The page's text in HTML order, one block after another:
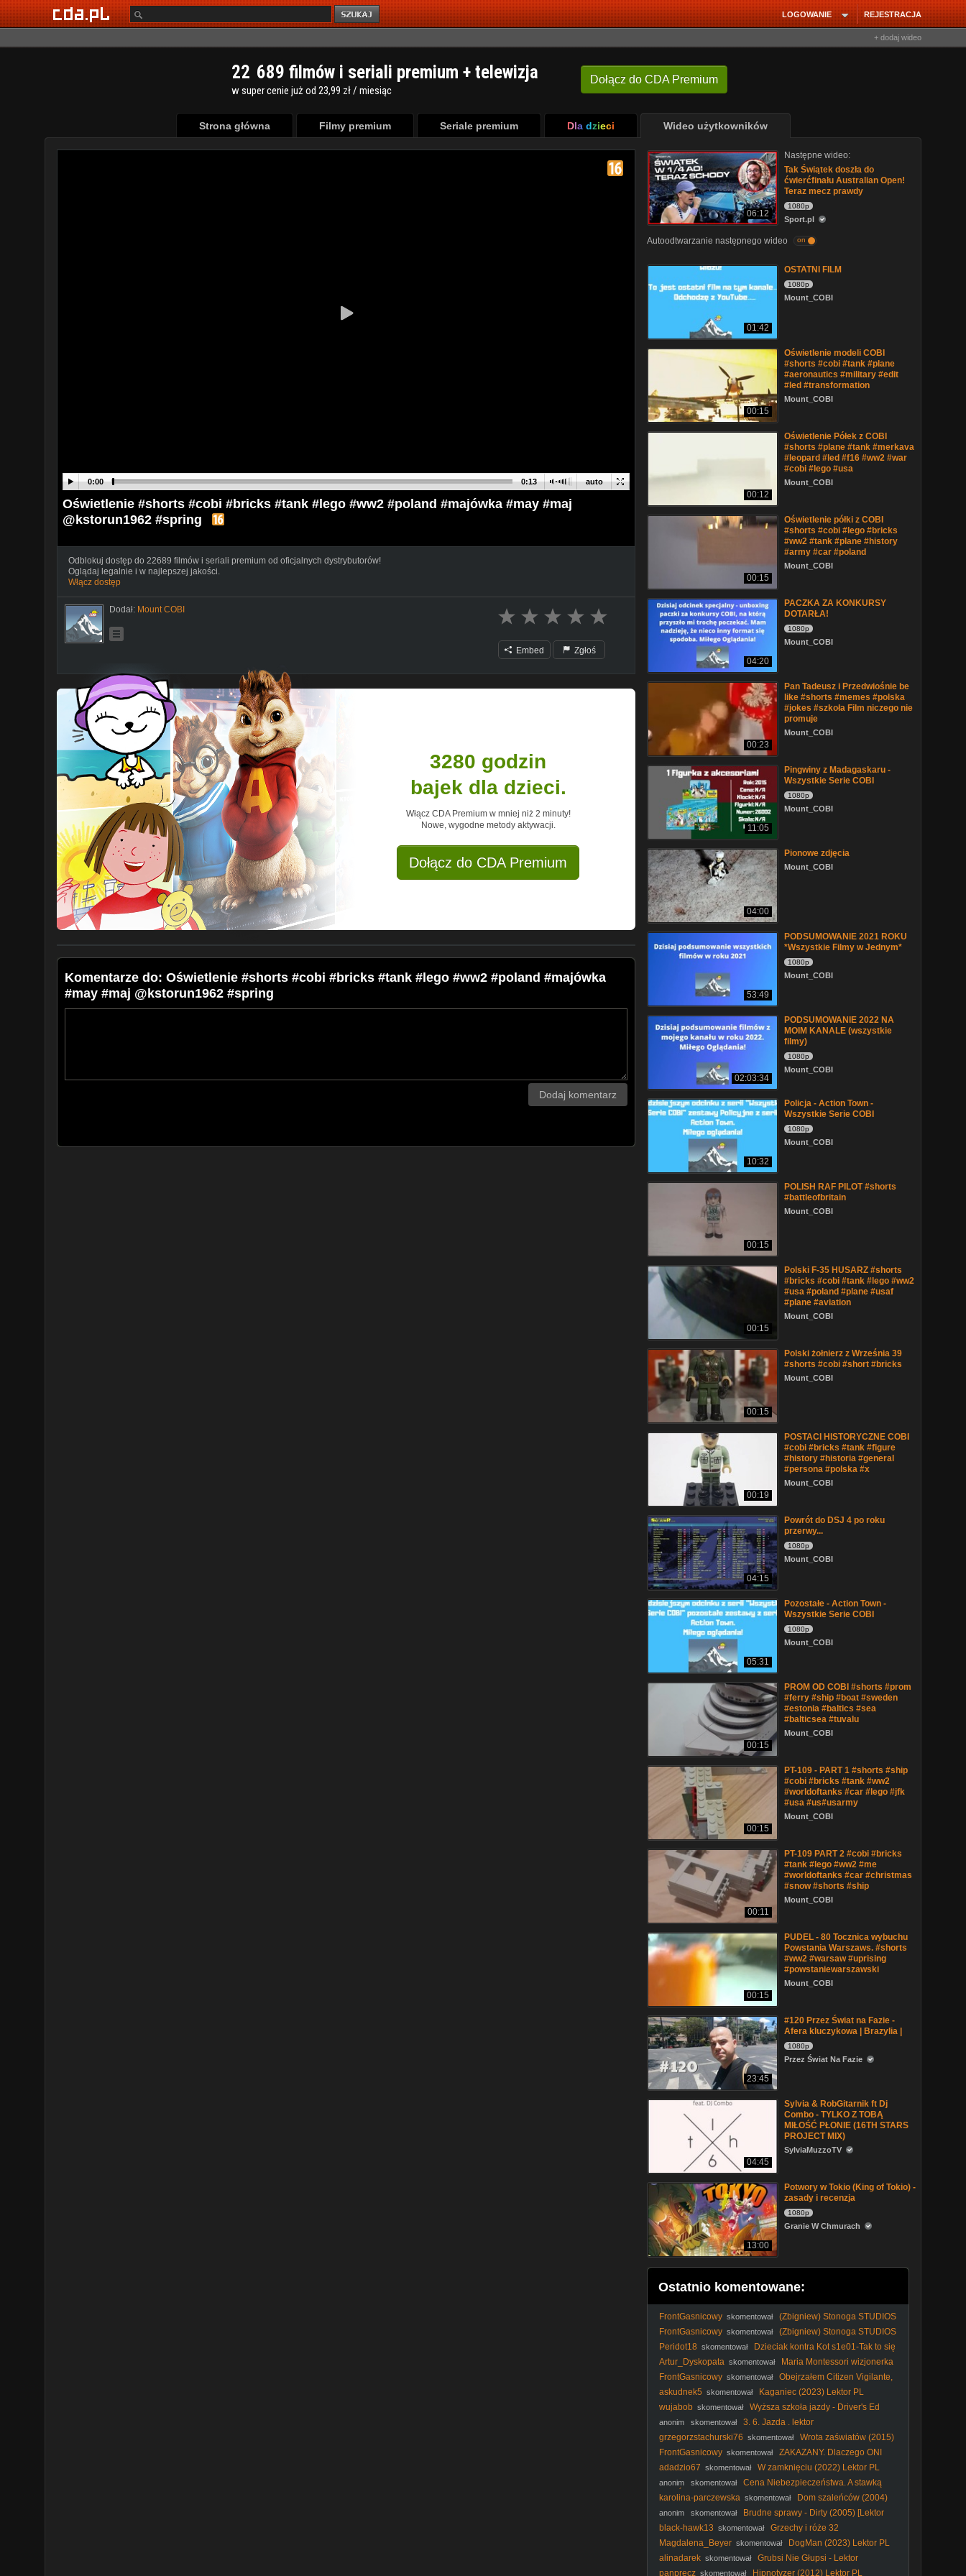
REJESTRACJA
LOGOWANIE
+ dodaj wideo
Dołącz do CDA Premium
22 689 filmów i seriali premium + telewizja
w super cenie już od 23,99 zł / miesiąc
Strona główna Filmy premium Seriale premium Dla dzieci Wideo użytkowników
auto
0:00 0:13
Oświetlenie #shorts #cobi #bricks #tank #lego #ww2 #poland #majówka #may #maj
@kstorun1962 #spring
Odblokuj dostęp do 22689 filmów i seriali premium od oficjalnych dystrybutorów!
Oglądaj legalnie i w najlepszej jakości.
Włącz dostęp
Dodał: Mount COBI
Embed Zgłoś
3280 godzin
bajek dla dzieci.
Włącz CDA Premium w mniej niż 2 minuty!
Nowe, wygodne metody aktywacji.
Dołącz do CDA Premium
Komentarze do: Oświetlenie #shorts #cobi #bricks #tank #lego #ww2 #poland #majówka
#may #maj @kstorun1962 #spring
Dodaj komentarz
06:12
Następne wideo:
Tak Świątek doszła do
ćwierćfinału Australian Open!
Teraz mecz prawdy
1080p
Sport.pl
Autoodtwarzanie następnego wideo on
01:42
OSTATNI FILM
1080p
Mount_COBI
00:15
Oświetlenie modeli COBI
#shorts #cobi #tank #plane
#aeronautics #military #edit
#led #transformation
Mount_COBI
00:12
Oświetlenie Półek z COBI
#shorts #plane #tank #merkava
#leopard #led #f16 #ww2 #war
#cobi #lego #usa
Mount_COBI
00:15
Oświetlenie półki z COBI
#shorts #cobi #lego #bricks
#ww2 #tank #plane #history
#army #car #poland
Mount_COBI
04:20
PACZKA ZA KONKURSY
DOTARŁA!
1080p
Mount_COBI
00:23
Pan Tadeusz i Przedwiośnie be
like #shorts #memes #polska
#jokes #szkoła Film niczego nie
promuje
Mount_COBI
11:05
Pingwiny z Madagaskaru -
Wszystkie Serie COBI
1080p
Mount_COBI
04:00
Pionowe zdjęcia
Mount_COBI
53:49
PODSUMOWANIE 2021 ROKU
*Wszystkie Filmy w Jednym*
1080p
Mount_COBI
02:03:34
PODSUMOWANIE 2022 NA
MOIM KANALE (wszystkie
filmy)
1080p
Mount_COBI
10:32
Policja - Action Town -
Wszystkie Serie COBI
1080p
Mount_COBI
00:15
POLISH RAF PILOT #shorts
#battleofbritain
Mount_COBI
00:15
Polski F-35 HUSARZ #shorts
#bricks #cobi #tank #lego #ww2
#usa #poland #plane #usaf
#plane #aviation
Mount_COBI
00:15
Polski żołnierz z Września 39
#shorts #cobi #short #bricks
Mount_COBI
00:19
POSTACI HISTORYCZNE COBI
#cobi #bricks #tank #figure
#history #historia #general
#persona #polska #x
Mount_COBI
04:15
Powrót do DSJ 4 po roku
przerwy...
1080p
Mount_COBI
05:31
Pozostałe - Action Town -
Wszystkie Serie COBI
1080p
Mount_COBI
00:15
PROM OD COBI #shorts #prom
#ferry #ship #boat #sweden
#estonia #baltics #sea
#balticsea #tuvalu
Mount_COBI
00:15
PT-109 - PART 1 #shorts #ship
#cobi #bricks #tank #ww2
#worldoftanks #car #lego #jfk
#usa #us#usarmy
Mount_COBI
00:11
PT-109 PART 2 #cobi #bricks
#tank #lego #ww2 #me
#worldoftanks #car #christmas
#snow #shorts #ship
Mount_COBI
00:15
PUDEL - 80 Tocznica wybuchu
Powstania Warszaws. #shorts
#ww2 #warsaw #uprising
#powstaniewarszawski
Mount_COBI
23:45
#120 Przez Świat na Fazie -
Afera kluczykowa | Brazylia |
1080p
Przez Świat Na Fazie
04:45
Sylvia & RobGitarnik ft Dj
Combo - TYLKO Z TOBĄ
MIŁOŚĆ PŁONIE (16TH STARS
PROJECT MIX)
SylviaMuzzoTV
13:00
Potwory w Tokio (King of Tokio) -
zasady i recenzja
1080p
Granie W Chmurach
Ostatnio komentowane:
FrontGasnicowy skomentował
(Zbigniew) Stonoga STUDIOS
- CeBekA (parodia)
FrontGasnicowy skomentował
(Zbigniew) Stonoga STUDIOS
- Citizen Vigilante (parodia)
Peridot18 skomentował
Dzieciak kontra Kot s1e01-Tak to się
zaczęło-Noc z kotem zombi.
Artur_Dyskopata skomentował
Maria Montessori wizjonerka
- dokument lektor pl
FrontGasnicowy skomentował
Obejrzałem Citizen Vigilante,
żebyście wy nie musieli
askudnek5 skomentował
Kaganiec (2023) Lektor PL
wujabob skomentował
Wyższa szkoła jazdy - Driver's Ed
(2025) Lektor
anonim skomentował
3. 6. Jazda . lektor
grzegorzstachurski76 skomentował
Wrota zaświatów (2015)
Lektor PL
FrontGasnicowy skomentował
ZAKAZANY. Dlaczego ONI
NIE CHCĄ żebyście obejrzeli Citizen Vigilante i co piecze
adadzio67 skomentował W zamknięciu (2022) Lektor PL
anonim skomentował
Cena Niebezpieczeństwa. A stawką
Jest Śmierc Uciekinier Francja JugosławiaVID-
1712640061291
karolina-parczewska skomentował
Dom szaleńców (2004)
Lektor PL
anonim skomentował
Brudne sprawy - Dirty (2005) [Lektor
PL]
black-hawk13 skomentował
Grzechy i róże 32
Magdalena_Beyer skomentował
DogMan (2023) Lektor PL
alinadarek skomentował
Grubsi Nie Głupsi - Lektor
panprecz skomentował Hipnotyzer (2012) Lektor PL